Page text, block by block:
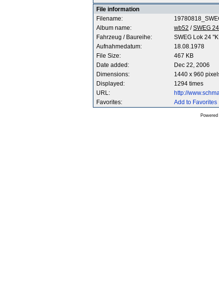
File information
Filename:
Album name:
wb52 /SWEG
Fahrzeug / Baureihe:
SWEG Lok 24
Aufnahmedatum:
18.08.1978
File Size:
467 KB
Date added:
Dec 22, 2006
Dimensions:
1440 x 960
Displayed:
1294 times
URL:
http://
Favorites:
Add to Favorites